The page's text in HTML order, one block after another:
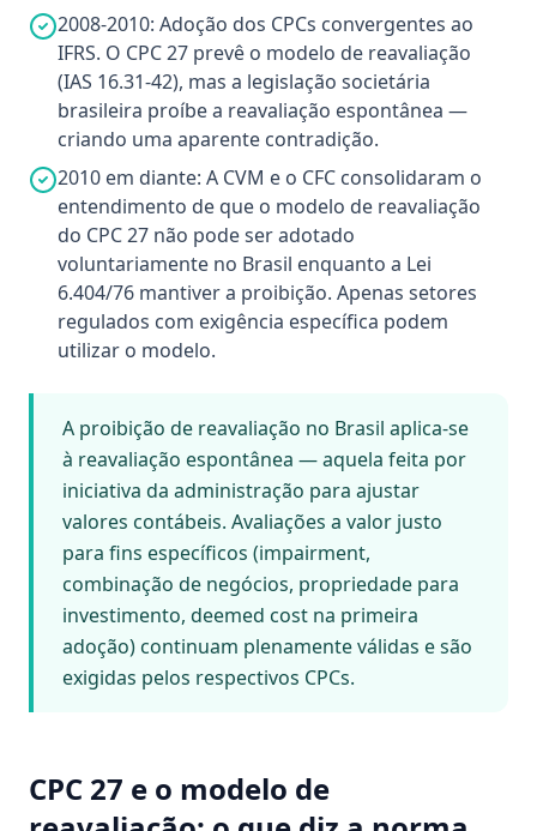
2008-2010: Adoção dos CPCs convergentes ao
IFRS. O CPC 27 prevê o modelo de reavaliação
(IAS 16.31-42), mas a legislação societária
brasileira proíbe a reavaliação espontânea —
criando uma aparente contradição.
2010 em diante: A CVM e o CFC consolidaram o
entendimento de que o modelo de reavaliação
do CPC 27 não pode ser adotado
voluntariamente no Brasil enquanto a Lei
6.404/76 mantiver a proibição. Apenas setores
regulados com exigência específica podem
utilizar o modelo.
A proibição de reavaliação no Brasil aplica-se
à reavaliação espontânea — aquela feita por
iniciativa da administração para ajustar
valores contábeis. Avaliações a valor justo
para fins específicos (impairment,
combinação de negócios, propriedade para
investimento, deemed cost na primeira
adoção) continuam plenamente válidas e são
exigidas pelos respectivos CPCs.
CPC 27 e o modelo de